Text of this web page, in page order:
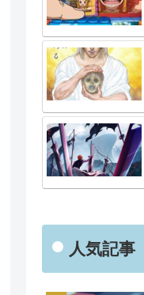
人気記事